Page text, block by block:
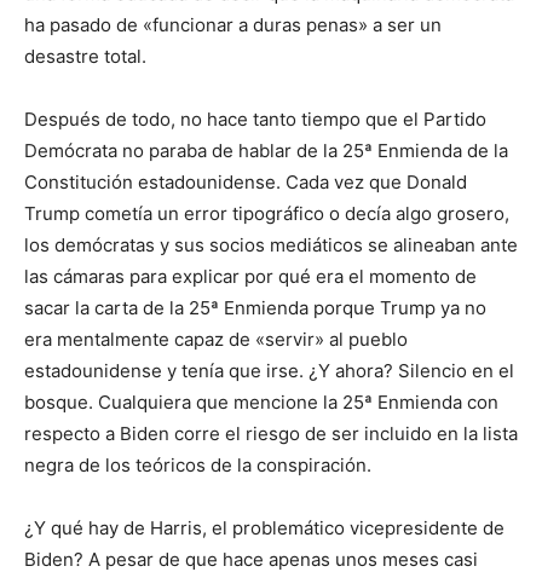
ha pasado de «funcionar a duras penas» a ser un
desastre total.
Después de todo, no hace tanto tiempo que el Partido
Demócrata no paraba de hablar de la 25ª Enmienda de la
Constitución estadounidense. Cada vez que Donald
Trump cometía un error tipográfico o decía algo grosero,
los demócratas y sus socios mediáticos se alineaban ante
las cámaras para explicar por qué era el momento de
sacar la carta de la 25ª Enmienda porque Trump ya no
era mentalmente capaz de «servir» al pueblo
estadounidense y tenía que irse. ¿Y ahora? Silencio en el
bosque. Cualquiera que mencione la 25ª Enmienda con
respecto a Biden corre el riesgo de ser incluido en la lista
negra de los teóricos de la conspiración.
¿Y qué hay de Harris, el problemático vicepresidente de
Biden? A pesar de que hace apenas unos meses casi